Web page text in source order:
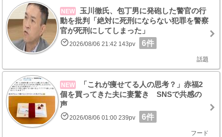
NEW
玉川徹氏、包丁男に発砲した警官の行
動を批判「絶対に死刑にならない犯罪を警察
官が死刑にしてしまった」
2026/08/06 21:42 143pv 6件
話題
NEW
「これが痩せてる人の思考？」赤福2
個を買ってきた夫に妻驚き SNSで共感の
声
2026/08/06 01:00 239pv 6件
フード